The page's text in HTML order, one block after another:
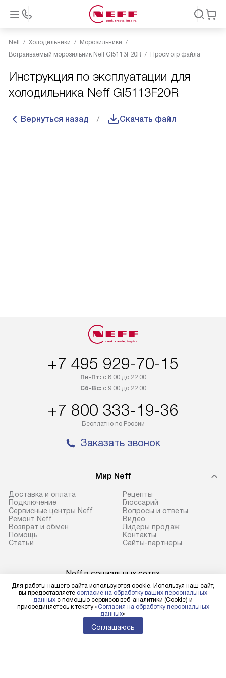
Neff Холодильники
Морозильники
Встраиваемый морозильник Neff GI5113F20R
Просмотр файла
Инструкция по эксплуатации для
холодильника Neff GI5113F20R
Вернуться назад Скачать файл
+7 495 929-70-15
Пн-Пт:с 8:00 до 22:00
Сб-Вс:с 9:00 до 22:00
+7 800 333-19-36
Бесплатно по России
Заказать звонок
Мир Neff
Доставка и оплата
Подключение
Сервисные центры Neff
Ремонт Neff
Возврат и обмен
Помощь
Статьи
Рецепты
Глоссарий
Вопросы и ответы
Видео
Лидеры продаж
Контакты
Сайты-партнеры
Neff в социальных сетях
Для физических лиц
shop@neff-centre.ru
Для юридических лиц
Для работы нашего сайта используются cookie. Используя наш сайт,
вы предоставляете согласие на обработку ваших персональных
данных с помощью сервисов веб-аналитики (Cookie) и
присоединяетесь к тексту «Согласия на обработку персональных
данных»
Соглашаюсь